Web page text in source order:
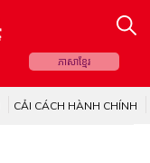
ភាសាខ្មែរ
CẢI CÁCH HÀNH CHÍNH